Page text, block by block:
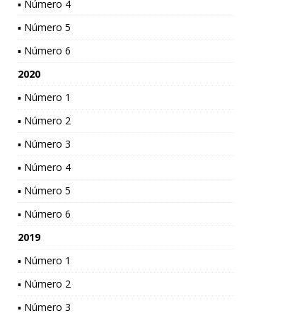
▪ Número 4
▪ Número 5
▪ Número 6
2020
▪ Número 1
▪ Número 2
▪ Número 3
▪ Número 4
▪ Número 5
▪ Número 6
2019
▪ Número 1
▪ Número 2
▪ Número 3